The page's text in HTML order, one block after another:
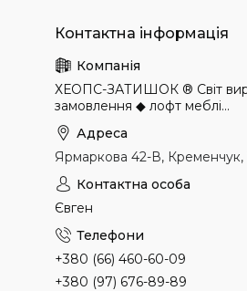
ХЕОПС-ЗАТИШОК ® Світ
замовлення ◆ лофт меблі...
Ярмаркова 42-В, Кременчук,
Євген
+380 (66) 460-60-09
+380 (97) 676-89-89